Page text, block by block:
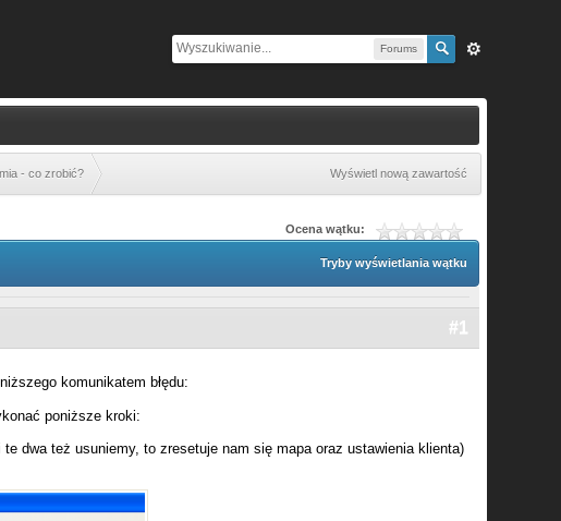
Forums
- co zrobić? Wyświetl nową zawartość
Ocena wątku:
Tryby wyświetlania wątku
#1
komunikatem błędu:
poniższe kroki:
dwa też usuniemy, to zresetuje nam się mapa oraz ustawienia klienta)